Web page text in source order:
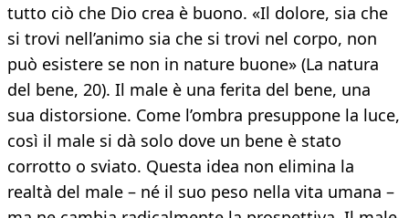
tutto ciò che Dio crea è buono. «Il dolore, sia che
si trovi nell’animo sia che si trovi nel corpo, non
può esistere se non in nature buone» (La natura
del bene, 20). Il male è una ferita del bene, una
sua distorsione. Come l’ombra presuppone la luce,
così il male si dà solo dove un bene è stato
corrotto o sviato. Questa idea non elimina la
realtà del male – né il suo peso nella vita umana –